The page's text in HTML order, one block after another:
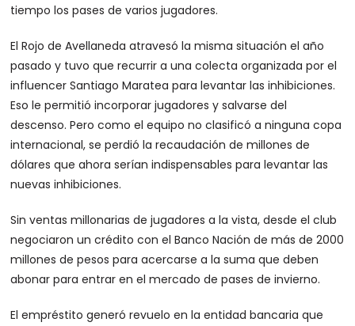
tiempo los pases de varios jugadores.
El Rojo de Avellaneda atravesó la misma situación el año
pasado y tuvo que recurrir a una colecta organizada por el
influencer Santiago Maratea para levantar las inhibiciones.
Eso le permitió incorporar jugadores y salvarse del
descenso. Pero como el equipo no clasificó a ninguna copa
internacional, se perdió la recaudación de millones de
dólares que ahora serían indispensables para levantar las
nuevas inhibiciones.
Sin ventas millonarias de jugadores a la vista, desde el club
negociaron un crédito con el Banco Nación de más de 2000
millones de pesos para acercarse a la suma que deben
abonar para entrar en el mercado de pases de invierno.
El empréstito generó revuelo en la entidad bancaria que